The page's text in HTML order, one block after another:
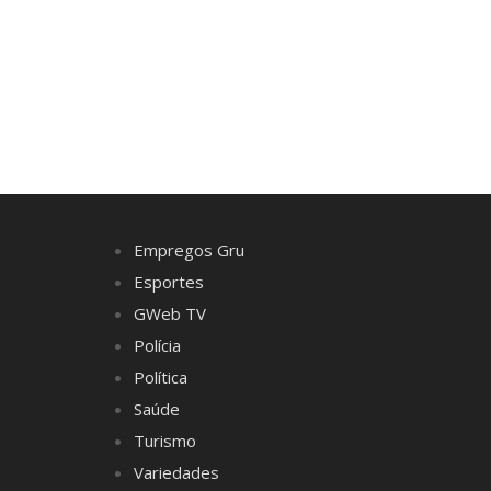
Empregos Gru
Esportes
GWeb TV
Polícia
Política
Saúde
Turismo
Variedades